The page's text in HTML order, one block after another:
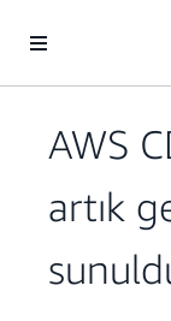
AWS
artık